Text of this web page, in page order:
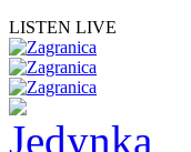
LISTEN LIVE